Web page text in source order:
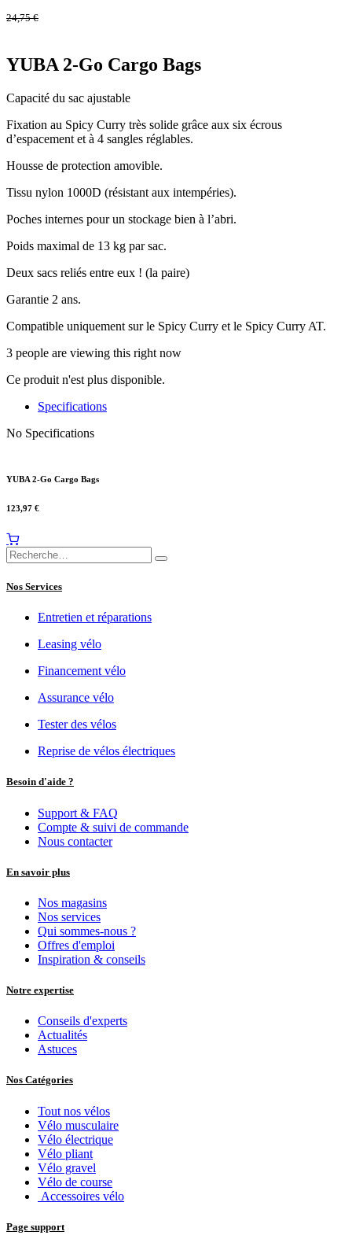
24,75€
YUBA 2-Go Cargo Bags
Capacité du sac ajustable
Fixation au Spicy Curry très solide grâce aux six écrous
d’espacement et à 4 sangles réglables.
Housse de protection amovible.
Tissu nylon 1000D (résistant aux intempéries).
Poches internes pour un stockage bien à l’abri.
Poids maximal de 13 kg par sac.
Deux sacs reliés entre eux ! (la paire)
Garantie 2 ans.
Compatible uniquement sur le Spicy Curry et le Spicy Curry AT.
3 people are viewing this right now
Ce produit n'est plus disponible.
Specifications
No Specifications
YUBA 2-Go Cargo Bags
123,97 €
Nos Services
Entretien et réparations
Leasing vélo
Financement vélo
Assurance vélo
Tester des vélos
Reprise de vélos électriques
Besoin d'aide ?
Support & FAQ
Compte & suivi de commande
Nous contacter
En savoir plus
Nos magasins
Nos services
Qui sommes-nous ?
Offres d'emploi
Inspiration & conseils
Notre expertise
Conseils d'experts
Actualités
Astuces
Nos Catégories
Tout nos vélos
Vélo musculaire
Vélo électrique
Vélo pliant
Vélo gravel
Vélo de course
Accessoires vélo
Page support